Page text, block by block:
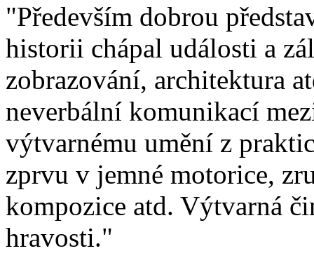
"Především dobrou
historii chápal události a
zobrazování, architektura
neverbální komunikací
výtvarnému umění z
zprvu v jemné motorice,
kompozice atd. Výtvarná
hravosti."